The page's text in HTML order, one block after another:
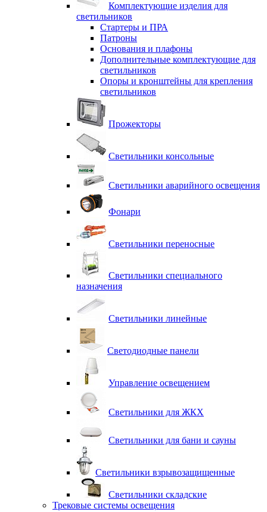
Комплектующие изделия для
светильников
Стартеры и ПРА
Патроны
Основания и плафоны
Дополнительные комплектующие для
светильников
Опоры и кронштейны для крепления
светильников
Прожекторы
Светильники консольные
Светильники аварийного освещения
Фонари
Светильники переносные
Светильники специального
назначения
Светильники линейные
Светодиодные панели
Управление освещением
Светильники для ЖКХ
Светильники для бани и сауны
Светильники взрывозащищенные
Светильники складские
Трековые системы освещения